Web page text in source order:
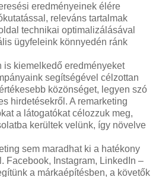
eredményeinek élére
releváns tartalmak
technikai optimalizálásával
ügyfeleink könnyedén ránk
is kiemelkedő eredményeket
segítségével célzottan
közönséget, legyen szó
hirdetésekről. A remarketing
a látogatókat célozzuk meg,
kerültek velünk, így növelve
sem maradhat ki a hatékony
Facebook, Instagram, LinkedIn –
a márkaépítésben, a követők